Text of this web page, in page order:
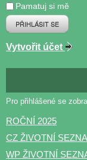
Pamatuj si mě
PŘIHLÁSIT SE
Vytvořit účet
Pro přihlášené se
ROČNÍ 2025
CZ ŽIVOTNÍ
WP ŽIVOTNÍ